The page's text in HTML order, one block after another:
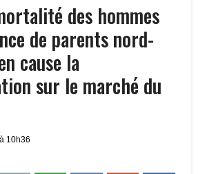
des hommes
de parents nord-
cause la
sur le marché du
10h36